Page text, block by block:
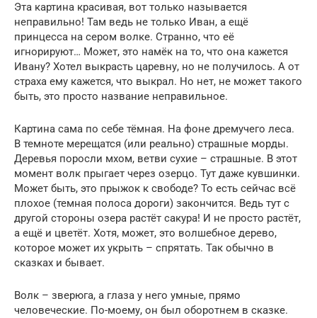
Эта картина красивая, вот только называется
неправильно! Там ведь не только Иван, а ещё
принцесса на сером волке. Странно, что её
игнорируют… Может, это намёк на то, что она кажется
Ивану? Хотел выкрасть царевну, но не получилось. А от
страха ему кажется, что выкрал. Но нет, не может такого
быть, это просто название неправильное.
Картина сама по себе тёмная. На фоне дремучего леса.
В темноте мерещатся (или реально) страшные морды.
Деревья поросли мхом, ветви сухие – страшные. В этот
момент волк прыгает через озерцо. Тут даже кувшинки.
Может быть, это прыжок к свободе? То есть сейчас всё
плохое (темная полоса дороги) закончится. Ведь тут с
другой стороны озера растёт сакура! И не просто растёт,
а ещё и цветёт. Хотя, может, это волшебное дерево,
которое может их укрыть – спрятать. Так обычно в
сказках и бывает.
Волк – зверюга, а глаза у него умные, прямо
человеческие. По-моему, он был оборотнем в сказке.